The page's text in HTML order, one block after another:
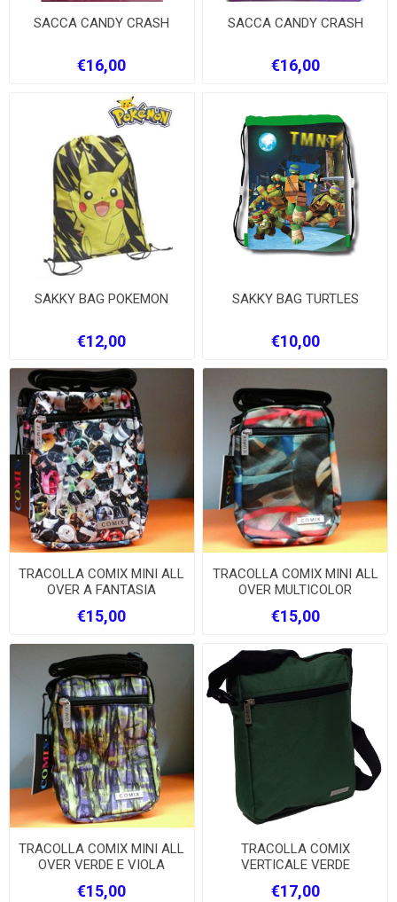
SACCA CANDY CRASH
€16,00
SACCA CANDY CRASH
€16,00
SAKKY BAG POKEMON
€12,00
SAKKY BAG TURTLES
€10,00
TRACOLLA COMIX MINI ALL
OVER A FANTASIA
€15,00
TRACOLLA COMIX MINI ALL
OVER MULTICOLOR
€15,00
TRACOLLA COMIX MINI ALL
OVER VERDE E VIOLA
€15,00
TRACOLLA COMIX
VERTICALE VERDE
€17,00